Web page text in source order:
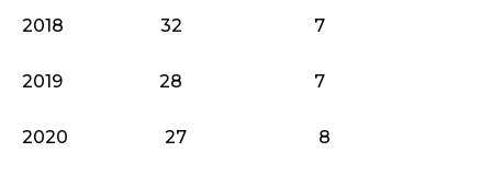
2018 32 7
2019 28 7
2020 27 8